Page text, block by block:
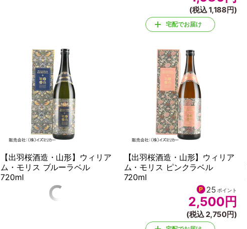
(税込 1,188円)
宅配でお届け
【出羽桜酒造・山形】ウィリア
ム・モリス ブルーラベル
720ml
【出羽桜酒造・山形】ウィリア
ム・モリス ピンクラベル
720ml
25 ポイント
2,500 円
(税込 2,750円)